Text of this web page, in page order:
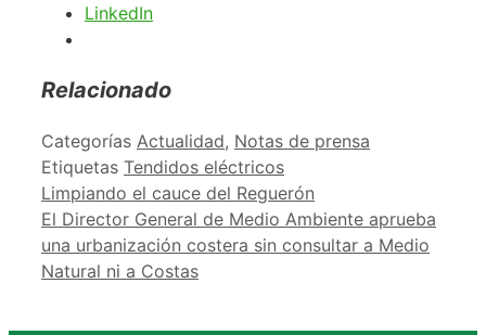
LinkedIn
Relacionado
Categorías Actualidad, Notas de prensa
Etiquetas Tendidos eléctricos
Limpiando el cauce del Reguerón
El Director General de Medio Ambiente aprueba
una urbanización costera sin consultar a Medio
Natural ni a Costas